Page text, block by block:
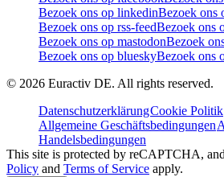
Bezoek ons op linkedinBezoek ons
Bezoek ons op rss-feedBezoek ons
Bezoek ons op mastodonBezoek
Bezoek ons op blueskyBezoek ons
© 2026 Euractiv DE. All rights reserved.
DatenschutzerklärungCookie Politik
Allgemeine Geschäftsbedingungen
Handelsbedingungen
This site is protected by reCAPTCHA,
Policy and Terms of Service apply.